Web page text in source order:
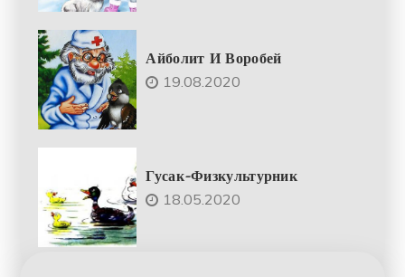
Айболит И Воробей
19.08.2020
Гусак-Физкультурник
18.05.2020